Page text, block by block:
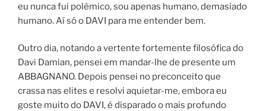
eu nunca fui polêmico, sou apenas humano, demasiado
humano. Aí só o DAVI para me entender bem.
Outro dia, notando a vertente fortemente filosófica do
Davi Damian, pensei em mandar-lhe de presente um
ABBAGNANO. Depois pensei no preconceito que
crassa nas elites e resolvi aquietar-me, embora eu
goste muito do DAVI, é disparado o mais profundo